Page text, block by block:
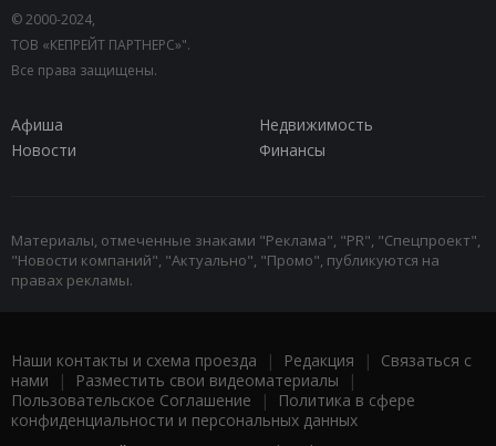
© 2000-2024,
ТОВ «КЕПРЕЙТ ПАРТНЕРС»".
Все права защищены.
Афиша
Недвижимость
Новости
Финансы
Материалы, отмеченные знаками "Реклама", "PR", "Спецпроект",
"Новости компаний", "Актуально", "Промо", публикуются на
правах рекламы.
Наши контакты и схема проезда | Редакция | Связаться с
нами | Разместить свои видеоматериалы |
Пользовательское Соглашение |
Политика в сфере
конфиденциальности и персональных данных